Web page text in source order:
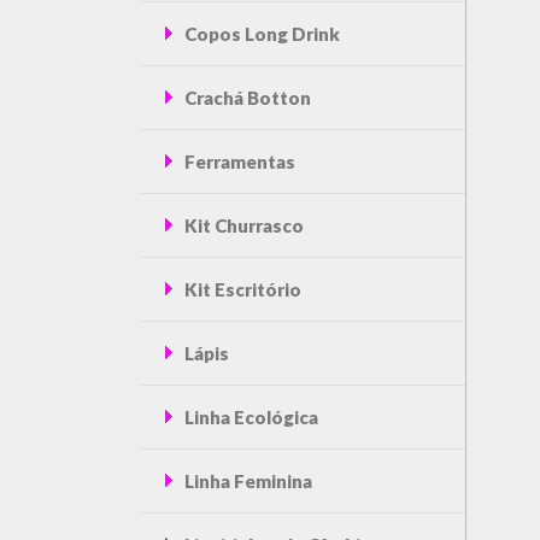
Copos Long Drink
Crachá Botton
Ferramentas
Kit Churrasco
Kit Escritório
Lápis
Linha Ecológica
Linha Feminina